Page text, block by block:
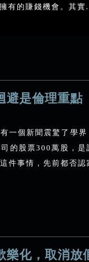
有的賺錢機會。其實
避是倫理重點
一個新聞震驚了學
的股票300萬股，
件事情，先前都否
樂化，取消放